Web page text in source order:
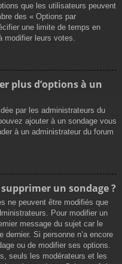
que les utilisateurs peuvent
des « Options par
une limite de temps en
modifier leurs votes.
plus d’options à un
par les administrateurs du
ajouter à un sondage vous
à un administrateur du forum
un sondage ?
ne peuvent être modifiés que
Pour modifier un
message du sujet car le
Si personne n’a encore
ou de modifier ses options.
seuls les modérateurs et les